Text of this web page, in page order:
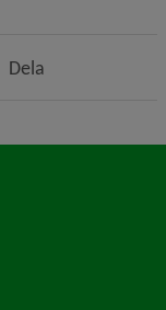
Dela
öppnas i nytt